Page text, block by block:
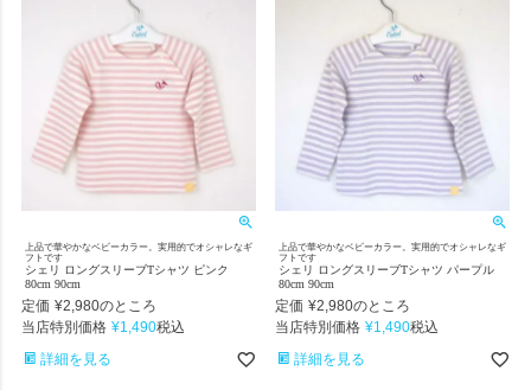
上品で華やかなベビーカラー。実用的でオシャレなギ
フトです
シェリ ロングスリーブTシャツ ピンク
80cm 90cm
定価 ¥2,980のところ
当店特別価格 ¥1,490税込
詳細を見る
上品で華やかなベビーカラー。実用的でオシャレなギ
フトです
シェリ ロングスリーブTシャツ パープル
80cm 90cm
定価 ¥2,980のところ
当店特別価格 ¥1,490税込
詳細を見る